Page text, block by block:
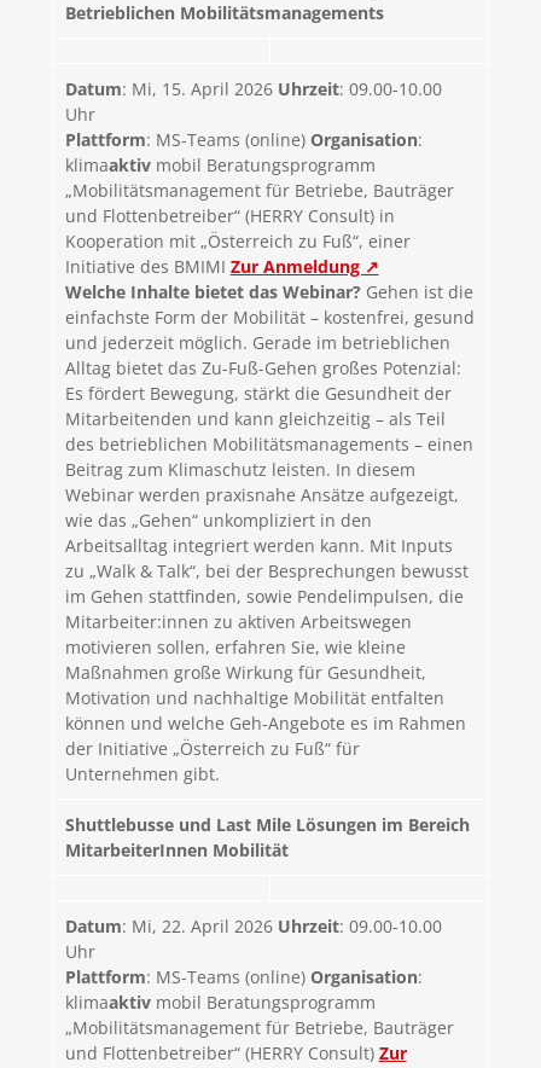
Betrieblichen Mobilitätsmanagements
Datum: Mi, 15. April 2026 Uhrzeit: 09.00-10.00
Uhr
Plattform: MS-Teams (online) Organisation:
klimaaktivmobil Beratungsprogramm
„Mobilitätsmanagement für Betriebe, Bauträger
und Flottenbetreiber“ (HERRY Consult) in
Kooperation mit „Österreich zu Fuß“, einer
Initiative des BMIMI Zur Anmeldung ↗
Welche Inhalte bietet das Webinar?Gehen ist die
einfachste Form der Mobilität – kostenfrei, gesund
und jederzeit möglich. Gerade im betrieblichen
Alltag bietet das Zu-Fuß-Gehen großes Potenzial:
Es fördert Bewegung, stärkt die Gesundheit der
Mitarbeitenden und kann gleichzeitig – als Teil
des betrieblichen Mobilitätsmanagements – einen
Beitrag zum Klimaschutz leisten. In diesem
Webinar werden praxisnahe Ansätze aufgezeigt,
wie das „Gehen“ unkompliziert in den
Arbeitsalltag integriert werden kann. Mit Inputs
zu „Walk & Talk“, bei der Besprechungen bewusst
im Gehen stattfinden, sowie Pendelimpulsen, die
Mitarbeiter:innen zu aktiven Arbeitswegen
motivieren sollen, erfahren Sie, wie kleine
Maßnahmen große Wirkung für Gesundheit,
Motivation und nachhaltige Mobilität entfalten
können und welche Geh-Angebote es im Rahmen
der Initiative „Österreich zu Fuß“ für
Unternehmen gibt.
Shuttlebusse und Last Mile Lösungen im Bereich
MitarbeiterInnen Mobilität
Datum: Mi, 22. April 2026 Uhrzeit: 09.00-10.00
Uhr
Plattform: MS-Teams (online) Organisation:
klimaaktivmobil Beratungsprogramm
„Mobilitätsmanagement für Betriebe, Bauträger
und Flottenbetreiber“ (HERRY Consult) Zur